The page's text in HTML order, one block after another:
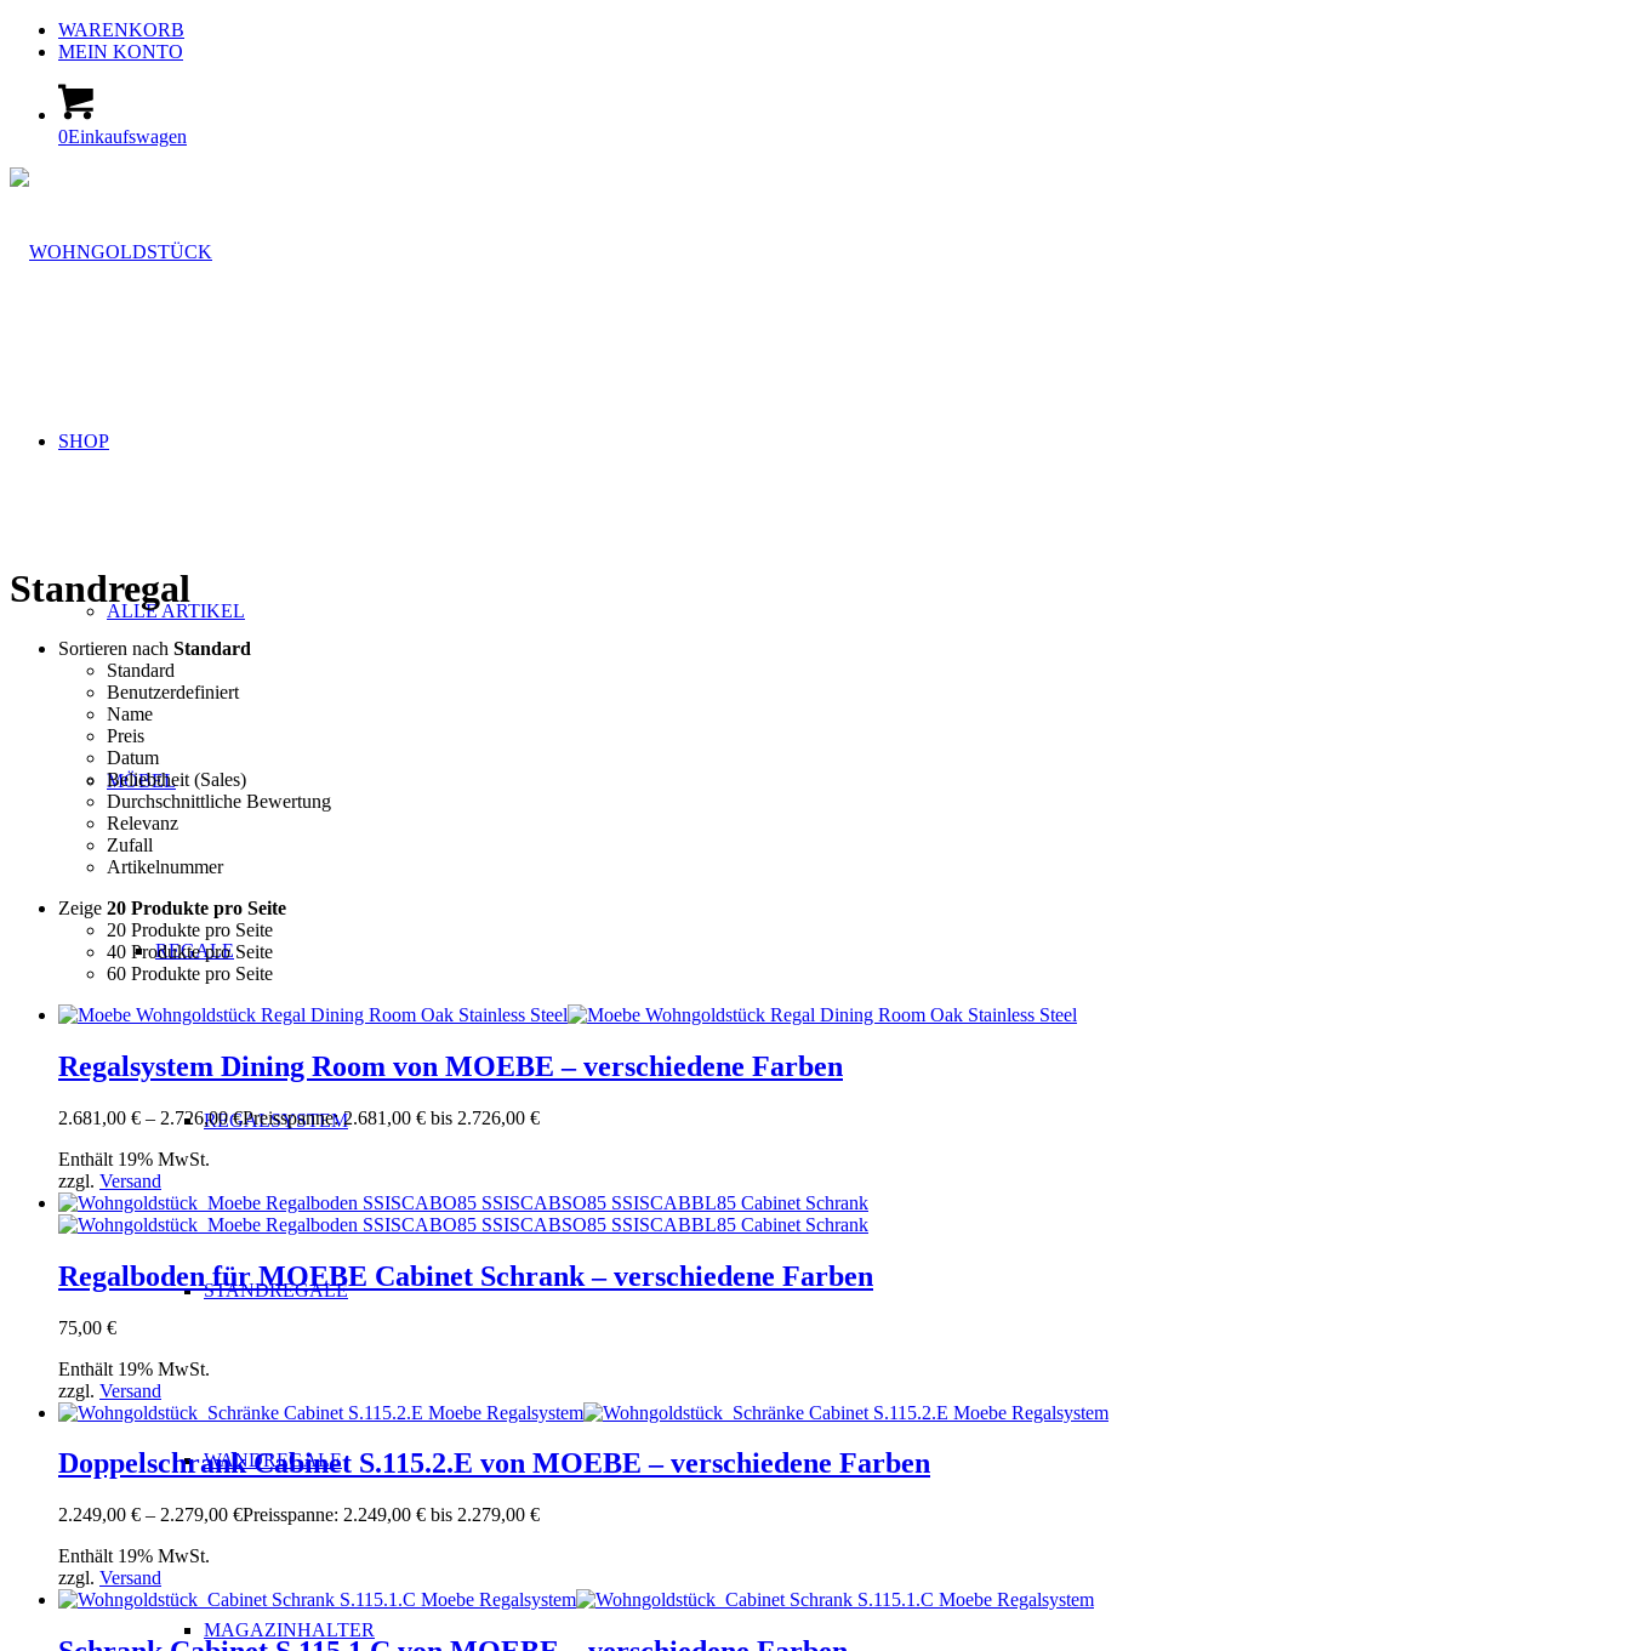
WARENKORB
MEIN KONTO
0Einkaufswagen
SHOP
ALLE ARTIKEL
MÖBEL
REGALE
REGALSYSTEM
STANDREGALE
WANDREGALE
MAGAZINHALTER
Standregal
Sortieren nach Standard
Standard
Benutzerdefiniert
Name
Preis
Datum
Beliebtheit (Sales)
Durchschnittliche Bewertung
Relevanz
Zufall
Artikelnummer
Zeige 20 Produkte pro Seite
20 Produkte pro Seite
40 Produkte pro Seite
60 Produkte pro Seite
Regalsystem Dining Room von MOEBE – verschiedene Farben
2.681,00 € – 2.726,00€Preisspanne: 2.681,00 € bis 2.726,00 €
Enthält 19% MwSt.
zzgl. Versand
Regalboden für MOEBE Cabinet Schrank – verschiedene Farben
75,00 €
Enthält 19% MwSt.
zzgl. Versand
Doppelschrank Cabinet S.115.2.E von MOEBE – verschiedene Farben
2.249,00 € – 2.279,00 €Preisspanne: 2.249,00 € bis 2.279,00 €
Enthält 19% MwSt.
zzgl. Versand